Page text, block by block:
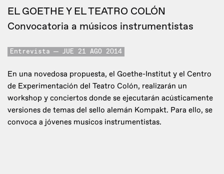
EL GOETHE Y EL TEATRO COLÓN
Convocatoria a músicos instrumentistas
Entrevista JUE 21 AGO 2014
En una novedosa propuesta, el Goethe-Institut y el Centro
de Experimentación del Teatro Colón, realizarán un
workshop y conciertos donde se ejecutarán acústicamente
versiones de temas del sello alemán Kompakt. Para ello, se
convoca a jóvenes musicos instrumentistas.